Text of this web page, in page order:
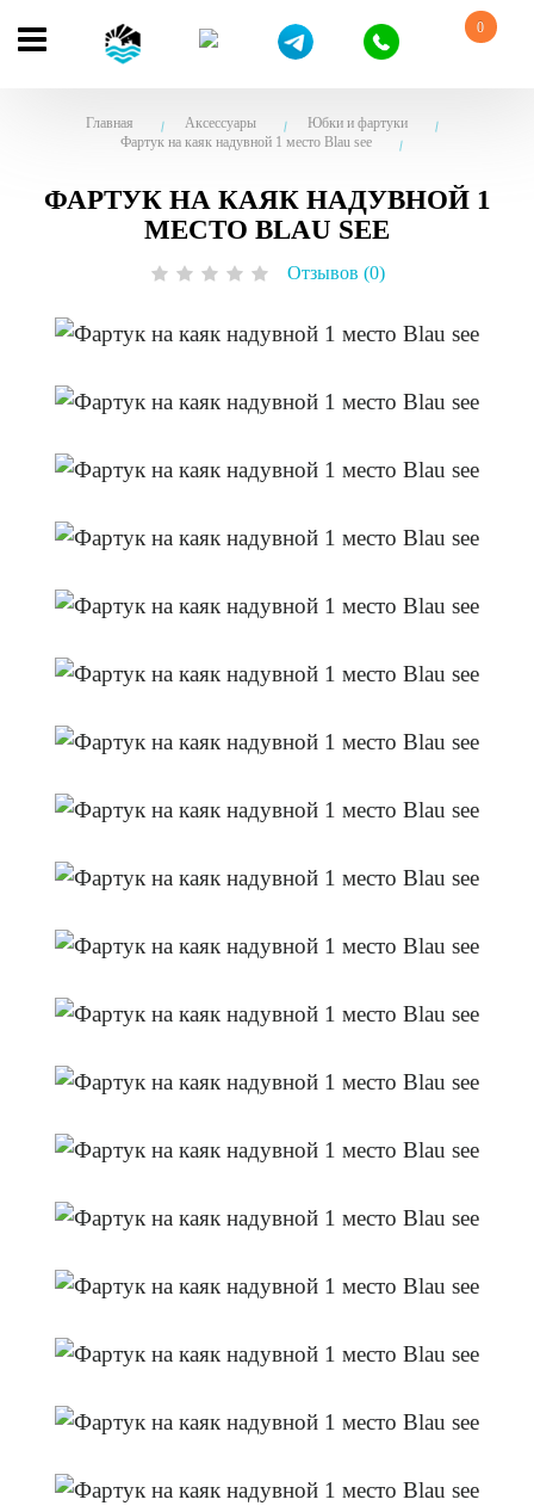
0
Главная Аксессуары
Юбки и фартуки
Фартук на каяк надувной 1 место Blau see
ФАРТУК НА КАЯК НАДУВНОЙ 1
МЕСТО BLAU SEE
Отзывов (0)